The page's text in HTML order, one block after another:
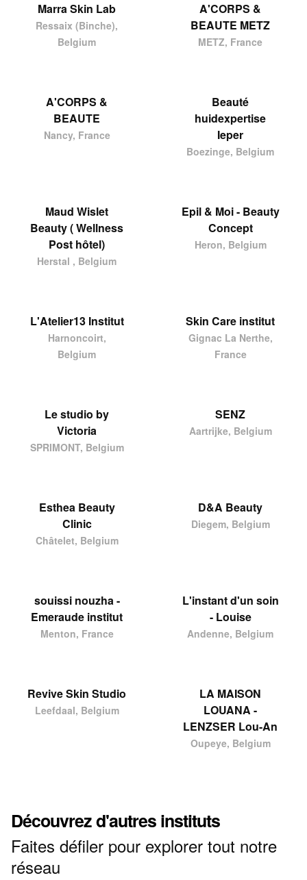
Marra Skin Lab
Ressaix (Binche),
Belgium
A'CORPS &
BEAUTE METZ
METZ, France
A'CORPS &
BEAUTE
Nancy, France
Beauté
huidexpertise
Ieper
Boezinge, Belgium
Maud Wislet
Beauty ( Wellness
Post hôtel)
Herstal , Belgium
Epil & Moi - Beauty
Concept
Heron, Belgium
L'Atelier13 Institut
Harnoncoirt,
Belgium
Skin Care institut
Gignac La Nerthe,
France
Le studio by
Victoria
SPRIMONT, Belgium
SENZ
Aartrijke, Belgium
Esthea Beauty
Clinic
Châtelet, Belgium
D&A Beauty
Diegem, Belgium
souissi nouzha -
Emeraude institut
Menton, France
L'instant d'un soin
- Louise
Andenne, Belgium
Revive Skin Studio
Leefdaal, Belgium
LA MAISON
LOUANA -
LENZSER Lou-An
Oupeye, Belgium
Découvrez d'autres instituts
Faites défiler pour explorer tout notre
réseau